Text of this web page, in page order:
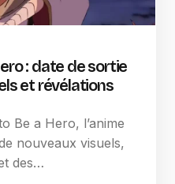
: date de sortie
et révélations
Be a Hero, l’anime
nouveaux visuels,
des…